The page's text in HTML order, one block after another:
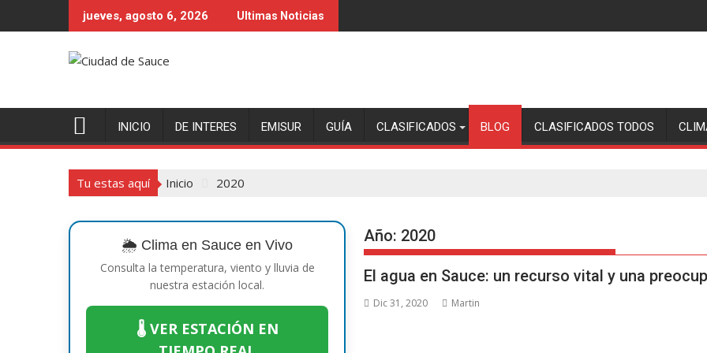
al
jueves, agosto 6, 2026 Ultimas Noticias
INICIO DE INTERES EMISUR GUÍA CLASIFICADOS BLOG CLASIFICADOS TODOS
Tu estas aquí Inicio 2020
Año: 2020
El agua en Sauce: un recurso vital y una
Dic 31, 2020 Martin
🌦️ Clima en Sauce en Vivo
Consulta la temperatura, viento y lluvia de
nuestra estación local.
🌡️ VER ESTACIÓN EN